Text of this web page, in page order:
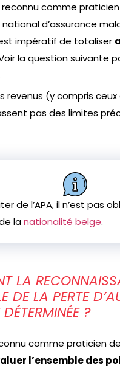
comme praticien
d’assurance
impératif de totaliser
la question suivante
revenus (y compris
pas des limites
de l’APA, il n’est pas
lanationalité belge.
LA
DE LA PERTE
?
comme praticien de
l’ensemble des